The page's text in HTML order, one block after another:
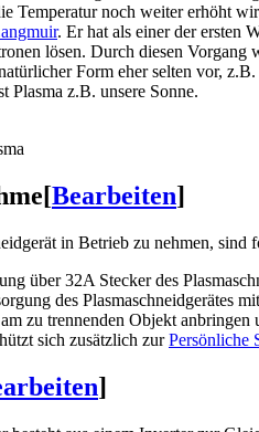
Temperatur noch weiter erhöht
. Er hat als einer der ersten
lösen. Durch diesen Vorgang
Form eher selten vor,
Plasma z.B. unsere Sonne.
[Bearbeiten]
in Betrieb zu nehmen, sind
über 32A Stecker des
des Plasmaschneidgerätes
zu trennenden Objekt
sich zusätzlich zurPersönliche
]